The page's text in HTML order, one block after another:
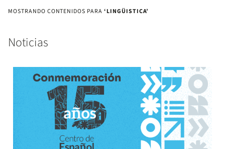
MOSTRANDO CONTENIDOS PARA ‘LINGÜISTICA’
Noticias